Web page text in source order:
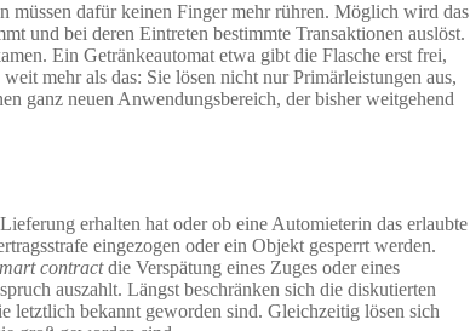
müssen dafür keinen Finger mehr rühren. Möglich wird das
und bei deren Eintreten bestimmte Transaktionen auslöst.
Ein Getränkeautomat etwa gibt die Flasche erst frei,
weit mehr als das: Sie lösen nicht nur Primärleistungen aus,
ganz neuen Anwendungsbereich, der bisher weitgehend
erhalten hat oder ob eine Automieterin das erlaubte
eingezogen oder ein Objekt gesperrt werden.
contractdie Verspätung eines Zuges oder eines
auszahlt. Längst beschränken sich die diskutierten
bekannt geworden sind. Gleichzeitig lösen sich